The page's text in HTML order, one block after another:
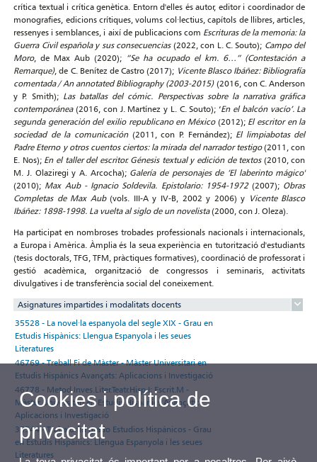
crítica textual i crítica genètica. Entorn d'elles és autor, editor i coordinador de
monografies, edicions crítiques, volums col·lectius, capítols de llibres, articles,
ressenyes i semblances, i així de publicacions com Escrituras de la memoria: la
Guerra Civil española y sus consecuencias(2022, con L. C. Souto); Campo del
Moro, de Max Aub (2020); “Se ha ocupado el km. 6…” (Contestación a
Remarque), de C. Benítez de Castro (2017); Vicente Blasco Ibáñez: Bibliografía
comentada / An annotated Bibliography (2003-2015) (2016, con C. Anderson
y P. Smith); Las batallas del cómic. Perspectivas sobre la narrativa gráfica
contemporánea(2016, con J. Martínez y L. C. Souto); ‘En el balcón vacío’. La
segunda generación del exilio republicano en México(2012); El escritor en la
sociedad de la comunicación(2011, con P. Fernández); El limpiabotas del
Padre Eterno y otros cuentos ciertos: la mirada del narrador testigo(2011, con
E. Nos); En el taller del escritor. Génesis textual y edición de textos(2010, con
M. J. Olaziregi y A. Arcocha); Galería de personajes de ‘El laberinto mágico'
(2010); Max Aub - Ignacio Soldevila. Epistolario: 1954-1972(2007); Obras
Completas de Max Aub(vols. III-A y IV-B, 2002 y 2006) y Vicente Blasco
Ibáñez: 1898-1998. La vuelta al siglo de un novelista(2000, con J. Oleza).
Ha participat en nombroses trobades professionals nacionals i internacionals,
a Europa i Amèrica. Àmplia és la seua experiència en tutorització d'estudiants
(tesis doctorals, TFG, TFM, pràctiques formatives), coordinació de professorat i
gestió acadèmica, organització de congressos i seminaris, activitats
divulgatives i de transferència social del coneixement.
Asignatures impartides i modalitats docents
35528 - La novel·la espanyola del segle XIX - Grau en
Estudis Hispànics: Llengua Espanyola i les seues
Literatures
46769 - Treball Fi de Màster - Màster Universitari en
Estudis Hispànics Avançats: Aplicacions i Investigació
46778 - Metod.Inves.Liter.Teatr.Hisp.I: Escrit.M -
Màster Universitari en Estudis Hispànics Avançats:
Aplicacions i Investigació
35544 - Trabajo fin grado Estudios Hispánicos - Grau
en Estudis Hispànics: Llengua Espanyola i les seues
Literatures
Cookies i política de
privacitat